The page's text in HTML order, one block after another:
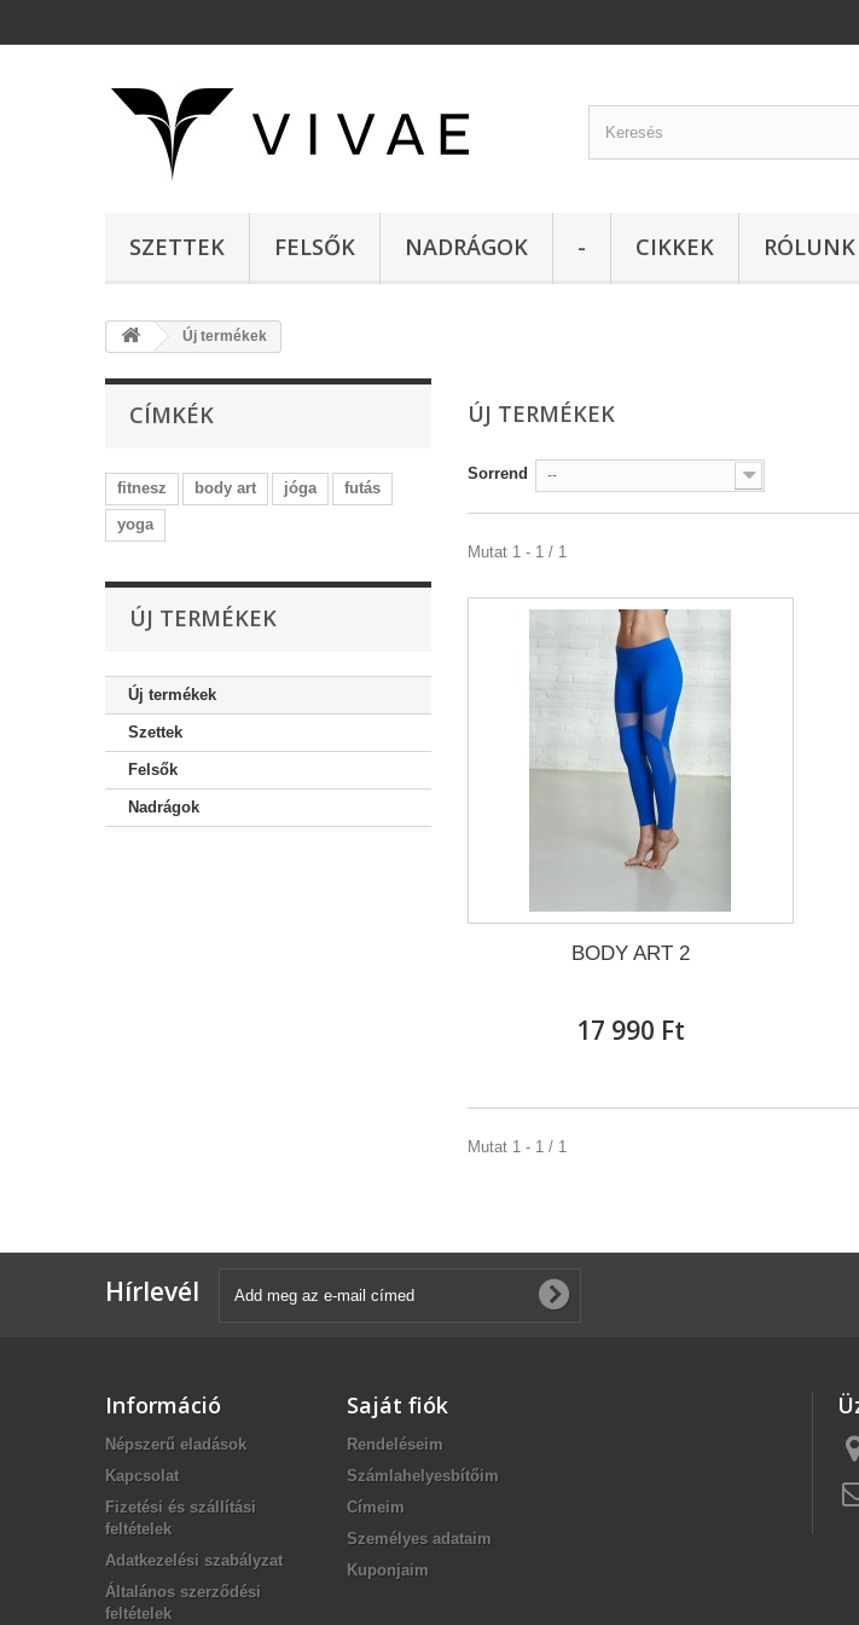
SZETTEK FELSŐK NADRÁGOK - CIKKEK RÓLUNK
Új termékek
CÍMKÉK
fitnesz body art jóga
futás
yoga
ÚJ TERMÉKEK
Új termékek
Szettek
Felsők
Nadrágok
ÚJ TERMÉKEK
Sorrend --
Mutat 1 - 1 / 1
BODY ART 2
17 990 Ft‎
Mutat 1 - 1 / 1
Hírlevél
Információ
Népszerű eladások
Kapcsolat
Fizetési és szállítási
feltételek
Adatkezelési szabályzat
Általános szerződési
feltételek
Saját fiók
Rendeléseim
Számlahelyesbítőim
Címeim
Személyes adataim
Kuponjaim